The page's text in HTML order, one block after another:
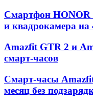
Смартфон HONOR
и квадрокамера
Amazfit GTR 2 и
смарт-часов
Смарт-часы
месяц без